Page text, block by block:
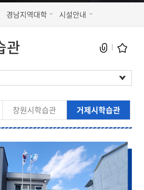
경남지역대학 시설안내
현재 페이지를 즐겨찾는 메뉴로
등록하시겠습니까?
메뉴추가
관
창원시학습관 거제시학습관